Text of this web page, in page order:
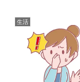
生活